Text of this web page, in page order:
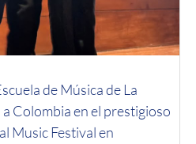
de Música de La
Colombia en el prestigioso
Music Festival en